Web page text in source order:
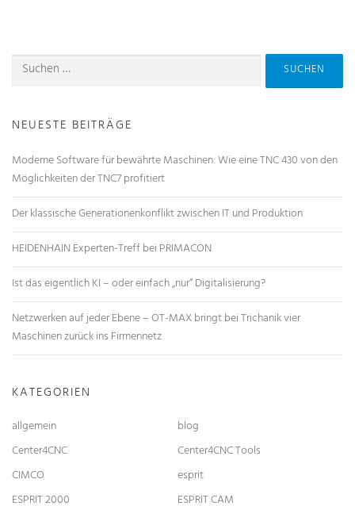
NEUESTE BEITRÄGE
Moderne Software für bewährte Maschinen: Wie eine TNC 430 von den
Möglichkeiten der TNC7 profitiert
Der klassische Generationenkonflikt zwischen IT und Produktion
HEIDENHAIN Experten-Treff bei PRIMACON
Ist das eigentlich KI – oder einfach „nur“ Digitalisierung?
Netzwerken auf jeder Ebene – OT-MAX bringt bei Trichanik vier
Maschinen zurück ins Firmennetz
KATEGORIEN
allgemein
blog
Center4CNC
Center4CNC Tools
CIMCO
esprit
ESPRIT 2000
ESPRIT CAM